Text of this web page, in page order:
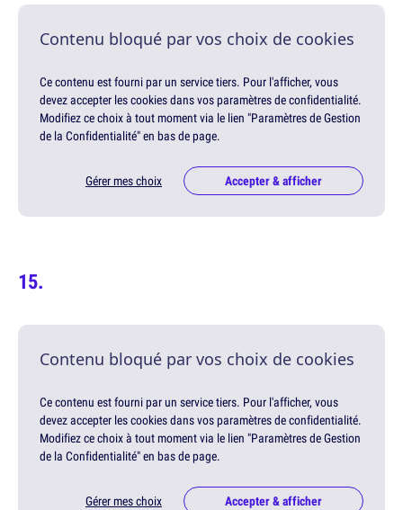
Contenu bloqué par vos choix de cookies
Ce contenu est fourni par un service tiers. Pour l'afficher, vous
devez accepter les cookies dans vos paramètres de confidentialité.
Modifiez ce choix à tout moment via le lien "Paramètres de Gestion
de la Confidentialité" en bas de page.
Gérer mes choix Accepter & afficher
Contenu bloqué par vos choix de cookies
Ce contenu est fourni par un service tiers. Pour l'afficher, vous
devez accepter les cookies dans vos paramètres de confidentialité.
Modifiez ce choix à tout moment via le lien "Paramètres de Gestion
de la Confidentialité" en bas de page.
Gérer mes choix Accepter & afficher